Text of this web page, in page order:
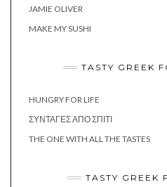
JAMIE OLIVER
MAKE MY SUSHI
TASTY GREEK
HUNGRY FOR LIFE
ΣΥΝΤΑΓΈΣ ΑΠΌ ΣΠΊΤΙ
THE ONE WITH ALL THE TASTES
TASTY GREEK